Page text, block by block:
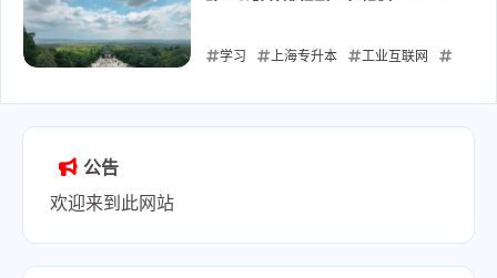
学习 上海专升本 工业互联网
2025-09-04
公告
欢迎来到此网站